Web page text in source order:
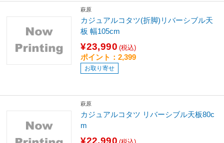
萩原
カジュアルコタツ(折脚)リバーシブル天
板 幅105cm
¥23,990 (税込)
ポイント：2,399
お取り寄せ
萩原
カジュアルコタツ リバーシブル天板80c
m
¥22,990